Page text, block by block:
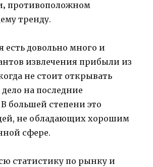
противоположном
тренду.
есть довольно много и
извлечения прибыли из
не стоит открывать
на последние
большей степени это
не обладающих хорошим
сфере.
статистику по рынку и